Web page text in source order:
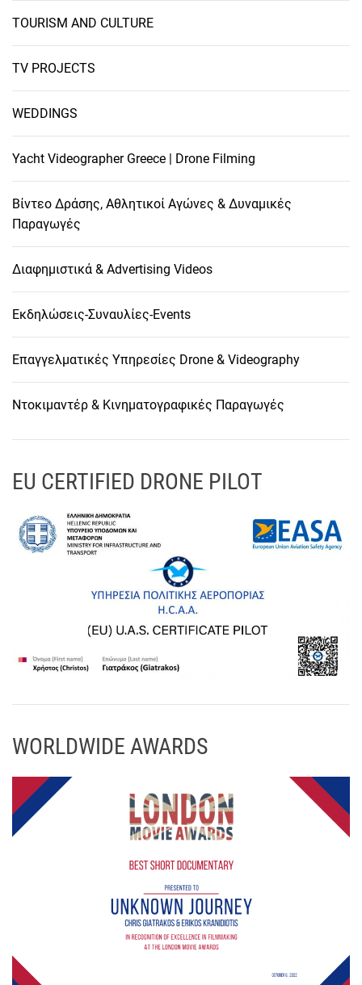
TOURISM AND CULTURE
TV PROJECTS
WEDDINGS
Yacht Videographer Greece | Drone Filming
Βίντεο Δράσης, Αθλητικοί Αγώνες & Δυναμικές
Παραγωγές
Διαφημιστικά & Advertising Videos
Εκδηλώσεις-Συναυλίες-Events
Επαγγελματικές Υπηρεσίες Drone & Videography
Ντοκιμαντέρ & Κινηματογραφικές Παραγωγές
EU CERTIFIED DRONE PILOT
WORLDWIDE AWARDS